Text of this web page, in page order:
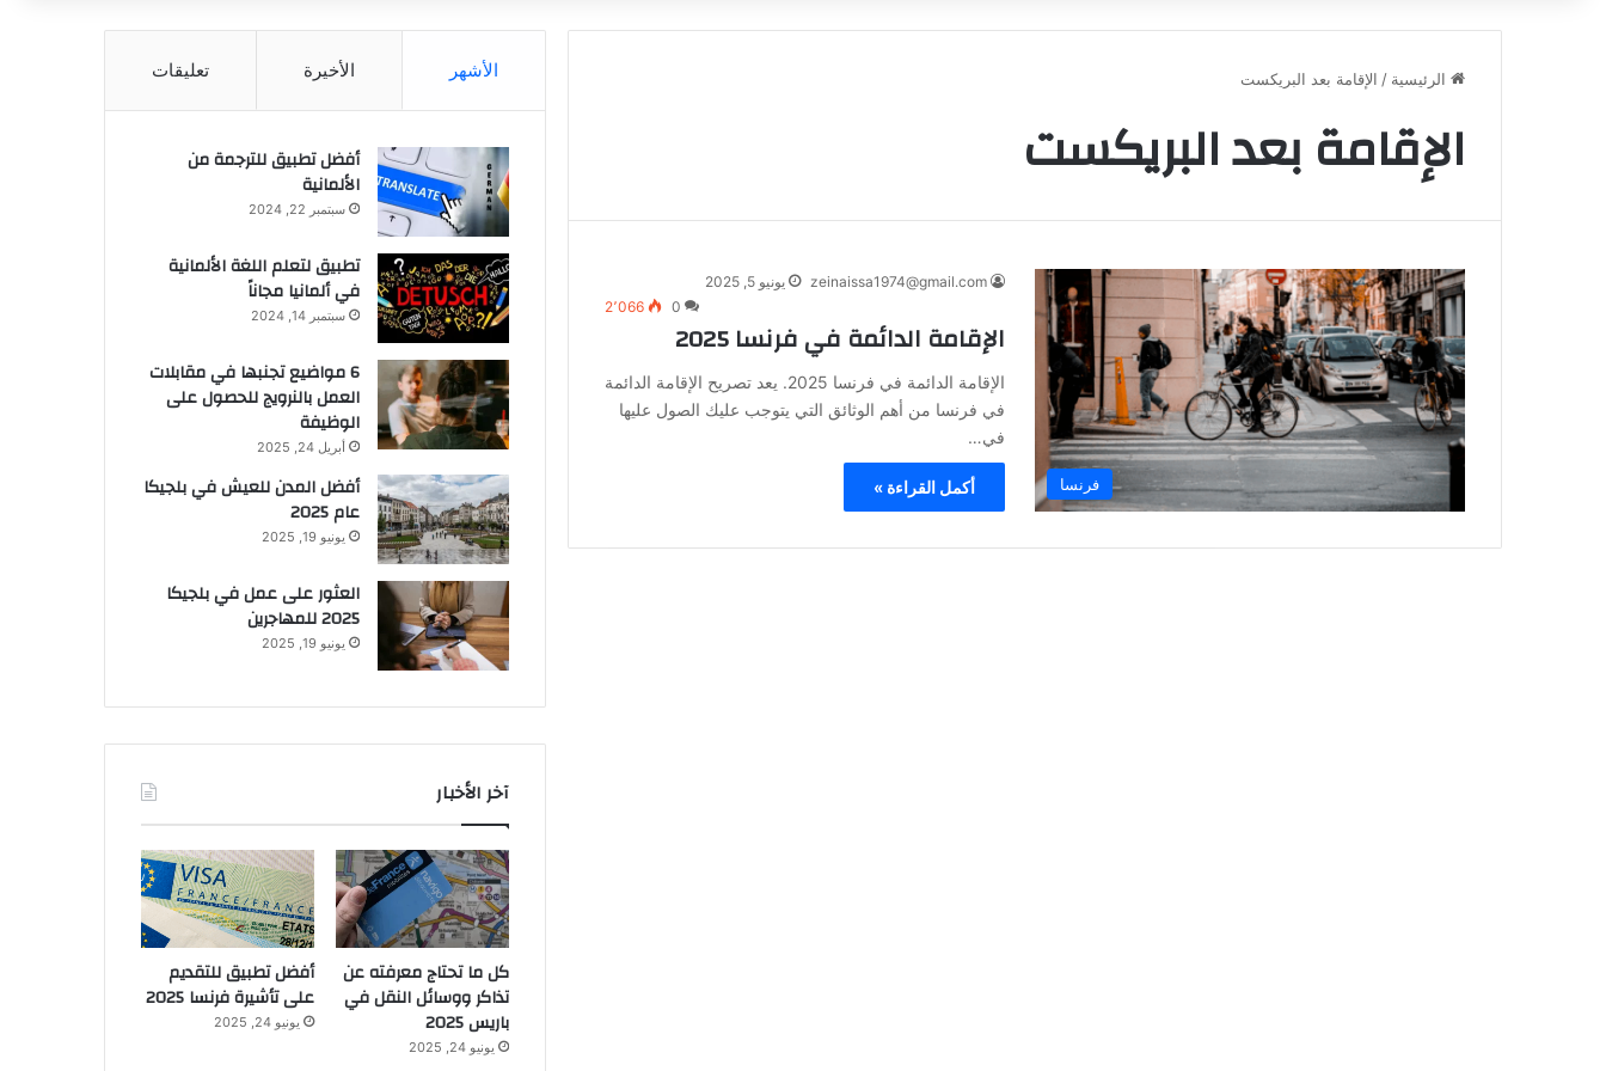
الرئيسية / الإقامة بعد البريكست
الإقامة بعد البريكست
فرنسا
zeinaissa1974@gmail.com
يونيو 5, 2025
0
2٬066
الإقامة الدائمة في فرنسا 2025
الإقامة الدائمة في فرنسا 2025. يعد تصريح الإقامة الدائمة
في فرنسا من أهم الوثائق التي يتوجب عليك الصول عليها
في…
أكمل القراءة »
الأشهر الأخيرة تعليقات
أفضل تطبيق للترجمة من
الألمانية
سبتمبر 22, 2024
تطبيق لتعلم اللغة الألمانية
في ألمانيا مجاناً
سبتمبر 14, 2024
6 مواضيع تجنبها في مقابلات
العمل بالنرويج للحصول على
الوظيفة
أبريل 24, 2025
أفضل المدن للعيش في بلجيكا
عام 2025
يونيو 19, 2025
العثور على عمل في بلجيكا
2025 للمهاجرين
يونيو 19, 2025
آخر الأخبار
كل ما تحتاج معرفته عن
تذاكر ووسائل النقل في
باريس 2025
يونيو 24, 2025
أفضل تطبيق للتقديم
على تأشيرة فرنسا 2025
يونيو 24, 2025